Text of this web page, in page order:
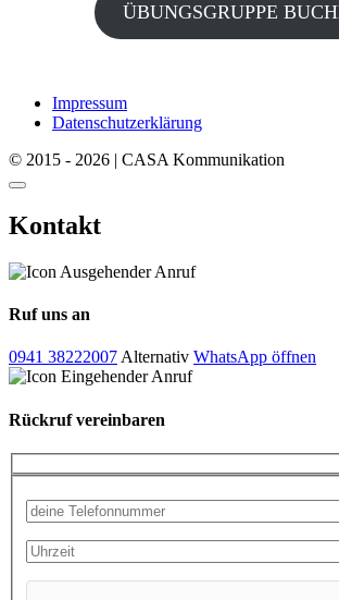
ÜBUNGSGRUPPE
Impressum
Datenschutzerklärung
© 2015 - 2026 | CASA Kommunikation
Kontakt
Ruf uns an
0941 38222007Alternativ WhatsApp öffnen
Rückruf vereinbaren